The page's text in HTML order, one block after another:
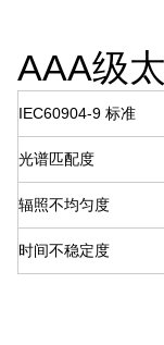
AAA级
IEC60904-9 标准
光谱匹配度
辐照不均匀度
时间不稳定度